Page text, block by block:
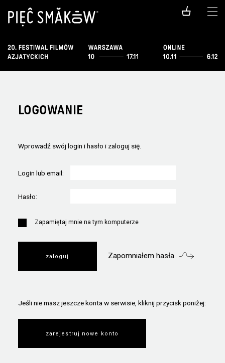
LOGOWANIE
Wprowadź swój login i hasło i zaloguj się.
Login lub email:
Hasło:
Zapamiętaj mnie na tym komputerze
Zapomniałem hasła
Jeśli nie masz jeszcze konta w serwisie, kliknij przycisk poniżej:
zarejestruj nowe konto